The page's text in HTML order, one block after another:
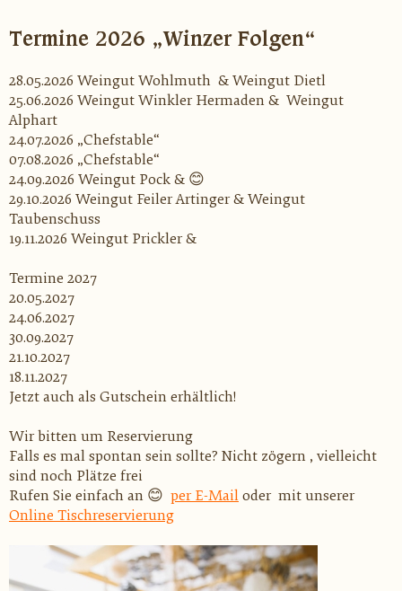
Termine 2026 „Winzer Folgen“
28.05.2026 Weingut Wohlmuth & Weingut Dietl
25.06.2026 Weingut Winkler Hermaden & Weingut
Alphart
24.07.2026 „Chefstable“
07.08.2026 „Chefstable“
24.09.2026 Weingut Pock & 😊
29.10.2026 Weingut Feiler Artinger & Weingut
Taubenschuss
19.11.2026 Weingut Prickler &
Termine 2027
20.05.2027
24.06.2027
30.09.2027
21.10.2027
18.11.2027
Jetzt auch als Gutschein erhältlich!
Wir bitten um Reservierung
Falls es mal spontan sein sollte? Nicht zögern , vielleicht
sind noch Plätze frei
Rufen Sie einfach an 😊 per E-Mail oder mit unserer
Online Tischreservierung